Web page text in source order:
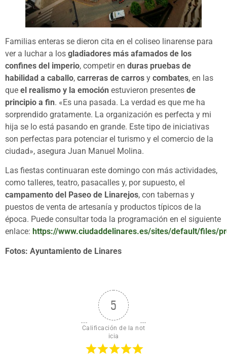
Familias enteras se dieron cita en el coliseo linarense para
ver a luchar a los gladiadores más afamados de los
confines del imperio, competir en duras pruebas de
habilidad a caballo, carreras de carros y combates, en las
que el realismo y la emoción estuvieron presentes de
principio a fin. «Es una pasada. La verdad es que me ha
sorprendido gratamente. La organización es perfecta y mi
hija se lo está pasando en grande. Este tipo de iniciativas
son perfectas para potenciar el turismo y el comercio de la
ciudad», asegura Juan Manuel Molina.
Las fiestas continuaran este domingo con más actividades,
como talleres, teatro, pasacalles y, por supuesto, el
campamento del Paseo de Linarejos, con tabernas y
puestos de venta de artesanía y productos típicos de la
época. Puede consultar toda la programación en el siguiente
enlace: https://www.ciudaddelinares.es/sites/default/files/
Fotos: Ayuntamiento de Linares
5
Calificación de la not
icia